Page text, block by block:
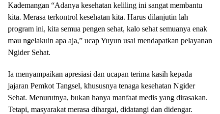
Kademangan “Adanya kesehatan keliling ini sangat membantu
kita. Merasa terkontrol kesehatan kita. Harus dilanjutin lah
program ini, kita semua pengen sehat, kalo sehat semuanya enak
mau ngelakuin apa aja,” ucap Yuyun usai mendapatkan pelayanan
Ngider Sehat.
Ia menyampaikan apresiasi dan ucapan terima kasih kepada
jajaran Pemkot Tangsel, khususnya tenaga kesehatan Ngider
Sehat. Menurutnya, bukan hanya manfaat medis yang dirasakan.
Tetapi, masyarakat merasa dihargai, didatangi dan didengar.